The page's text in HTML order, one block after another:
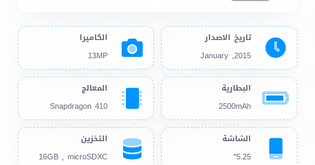
تاريخ الاصدار
2015, January
الكاميرا
13MP
البطارية
2500mAh
المعالج
Snapdragon 410
الشاشة
5.25"
التخزين
16GB , microSDXC